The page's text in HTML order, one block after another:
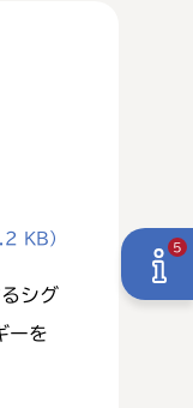
KB）
シグ
ーを
5